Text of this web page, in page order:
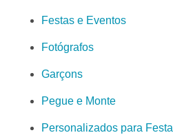
Festas e Eventos
Fotógrafos
Garçons
Pegue e Monte
Personalizados para Festa